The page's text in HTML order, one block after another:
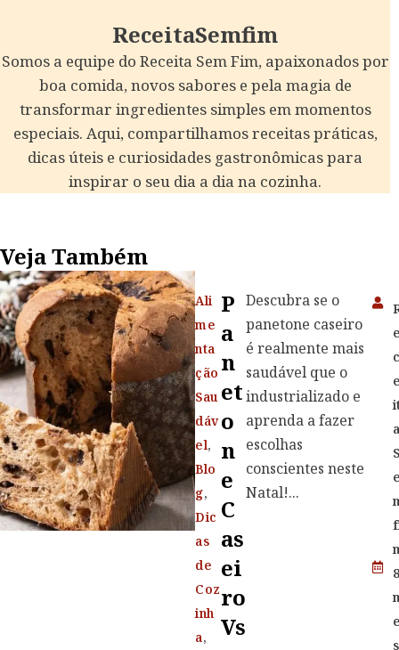
ReceitaSemfim
Somos a equipe do Receita Sem Fim, apaixonados por
boa comida, novos sabores e pela magia de
transformar ingredientes simples em momentos
especiais. Aqui, compartilhamos receitas práticas,
dicas úteis e curiosidades gastronômicas para
inspirar o seu dia a dia na cozinha.
Veja Também
Ali
me
nta
ção
Sau
dáv
el,
Blo
g,
Dic
as
de
Coz
inh
a,
P
A
N
Et
O
N
E
C
As
Ei
Ro
Vs
Descubra se o
panetone caseiro
é realmente mais
saudável que o
industrializado e
aprenda a fazer
escolhas
conscientes neste
Natal!...
s